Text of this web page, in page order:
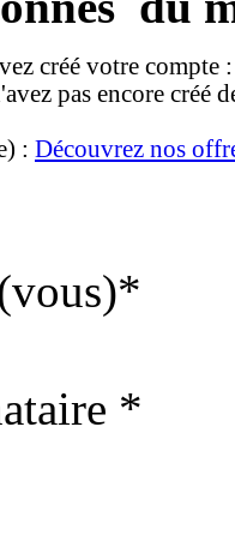
créé votre compte
pas encore créé
: Découvrez nos
*
*